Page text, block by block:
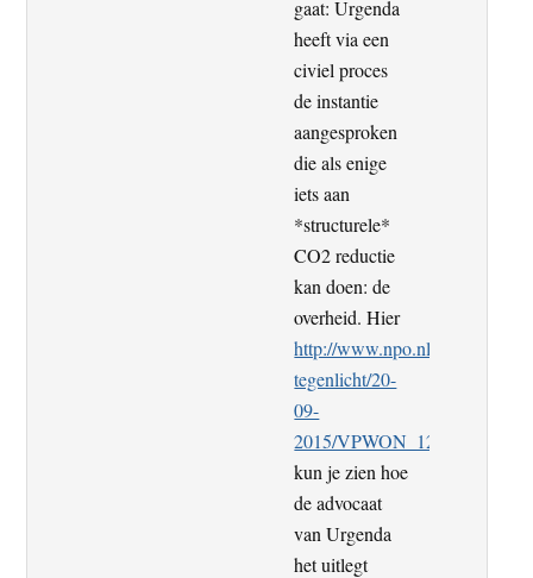
gaat: Urgenda
heeft via een
civiel proces
de instantie
aangesproken
die als enige
iets aan
*structurele*
CO2 reductie
kan doen: de
overheid. Hier
http://www.npo.nl/vpro-
tegenlicht/20-
09-
2015/VPWON_1232887
kun je zien hoe
de advocaat
van Urgenda
het uitlegt